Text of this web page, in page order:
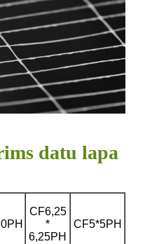
datu lapa
CF6,25
*
6,25PH
CF5*5PH